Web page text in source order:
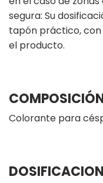
segura: Su
tapón práctico,
el producto.
Colorante para
DOSIFICACION